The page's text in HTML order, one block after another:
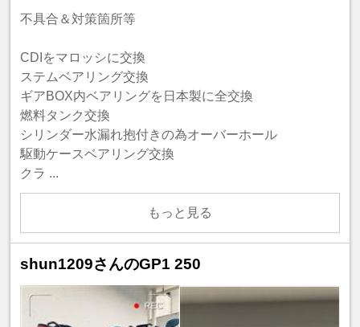
不具合＆対策箇所等
CDIをマロッシに交換
ステムベアリング交換
ギアBOX内ベアリングを日本製に全交換
燃料タンク交換
シリンダー水漏れ抱付きの為オーバーホール
駆動ケースベアリング交換
クラ ...
もっと見る
shun1209さんのGP1 250